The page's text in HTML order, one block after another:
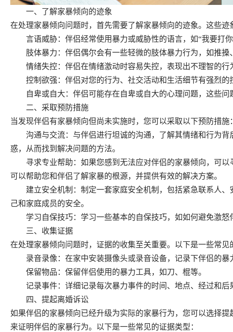
一、了解家暴倾向的迹象
在处理家暴倾向问题时，首先需要了解家暴倾向的迹象。这些迹
言语威胁：伴侣经常使用暴力或威胁性的语言，如“我要打你”
肢体暴力：伴侣偶尔会有一些轻微的肢体暴力行为，如推搡
情绪失控：伴侣在情绪激动时容易失控，表现出不理智的行
控制欲强：伴侣对您的行为、社交活动和生活细节有强烈的
自卑或自大：伴侣可能存在自卑或自大的心理问题，这些问
二、采取预防措施
当发现伴侣有家暴倾向但尚未实施时，您可以采取以下预防措施：
沟通与交流：与伴侣进行坦诚的沟通，了解其情绪和行为背
惑，从而找到解决问题的方法。
寻求专业帮助：如果您感到无法应对伴侣的家暴倾向，可以
可以帮助您和伴侣了解家暴的根源，并提供有效的解决方案。
建立安全机制：制定一套家庭安全机制，包括紧急联系人、
己和家庭成员的安全。
学习自保技巧：学习一些基本的自保技巧，如如何避免激怒
三、收集证据
在处理家暴倾向问题时，证据的收集至关重要。以下是一些常见
录音录像：在家中安装摄像头或录音设备，记录下伴侣的暴
保留物品：保留伴侣使用的暴力工具，如刀、棍等。
记录事件：详细记录每次暴力事件的时间、地点、经过和后
四、提起离婚诉讼
如果伴侣的家暴倾向已经升级为实际的家暴行为，您可以选择
来证明伴侣的家暴行为。以下是一些常见的证据类型：